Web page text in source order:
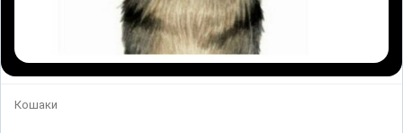
Кошаки